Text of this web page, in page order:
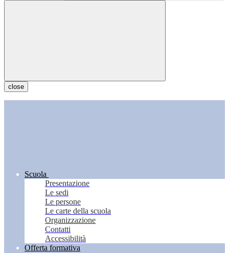
close
Scuola
Presentazione
Le sedi
Le persone
Le carte della scuola
Organizzazione
Contatti
Accessibilità
Offerta formativa